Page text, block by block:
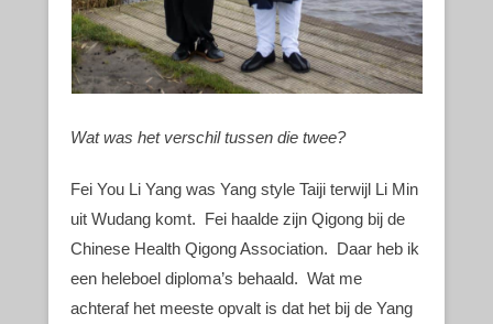
Wat was het verschil tussen die twee?
Fei You Li Yang was Yang style Taiji terwijl Li Min
uit Wudang komt. Fei haalde zijn Qigong bij de
Chinese Health Qigong Association. Daar heb ik
een heleboel diploma’s behaald. Wat me
achteraf het meeste opvalt is dat het bij de Yang